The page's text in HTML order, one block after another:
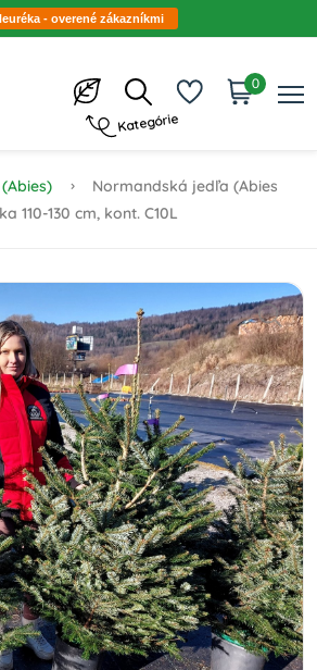
- overené zákazníkmi
Kategórie
0
Normandská jedľa (Abies
110-130 cm, kont. C10L